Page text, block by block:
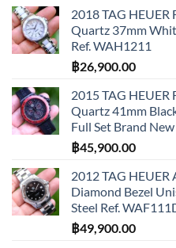
2018 TAG HEUER
Quartz 37mm
Ref. WAH1211
฿26,900.00
2015 TAG
Quartz 41mm
Full Set Brand New
฿45,900.00
2012 TAG
Diamond Bezel
Steel Ref.
฿49,900.00